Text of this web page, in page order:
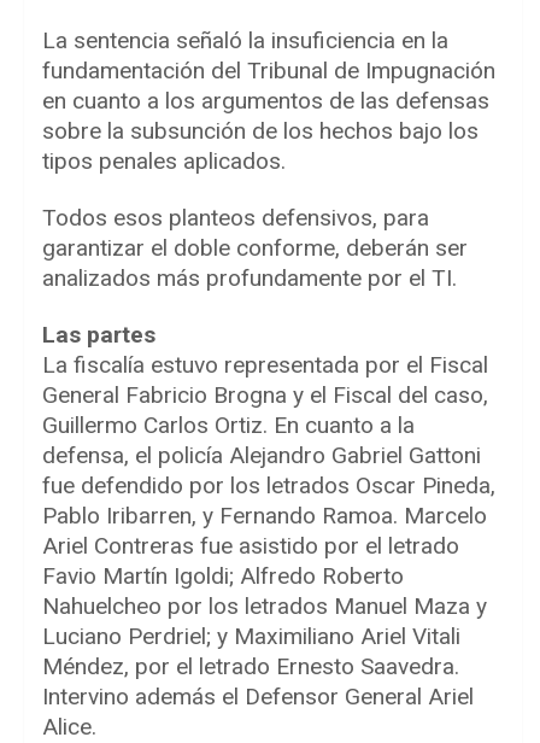
La sentencia señaló la insuficiencia en la
fundamentación del Tribunal de Impugnación
en cuanto a los argumentos de las defensas
sobre la subsunción de los hechos bajo los
tipos penales aplicados.
Todos esos planteos defensivos, para
garantizar el doble conforme, deberán ser
analizados más profundamente por el TI.
Las partes
La fiscalía estuvo representada por el Fiscal
General Fabricio Brogna y el Fiscal del caso,
Guillermo Carlos Ortiz. En cuanto a la
defensa, el policía Alejandro Gabriel Gattoni
fue defendido por los letrados Oscar Pineda,
Pablo Iribarren, y Fernando Ramoa. Marcelo
Ariel Contreras fue asistido por el letrado
Favio Martín Igoldi; Alfredo Roberto
Nahuelcheo por los letrados Manuel Maza y
Luciano Perdriel; y Maximiliano Ariel Vitali
Méndez, por el letrado Ernesto Saavedra.
Intervino además el Defensor General Ariel
Alice.